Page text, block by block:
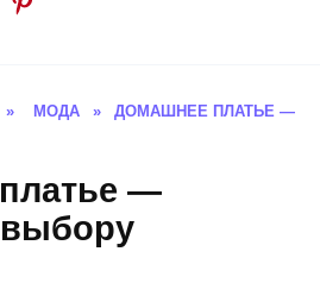
» МОДА »
ДОМАШНЕЕ ПЛАТЬЕ —
—